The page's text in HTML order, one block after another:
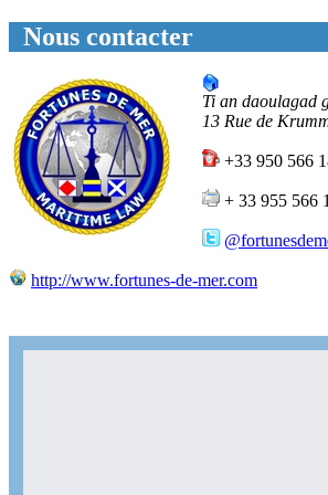
Nous contacter
Ti an daoulagad
13 Rue de
+33 950 566
+ 33 955 566
http://www.fortunes-de-mer.com